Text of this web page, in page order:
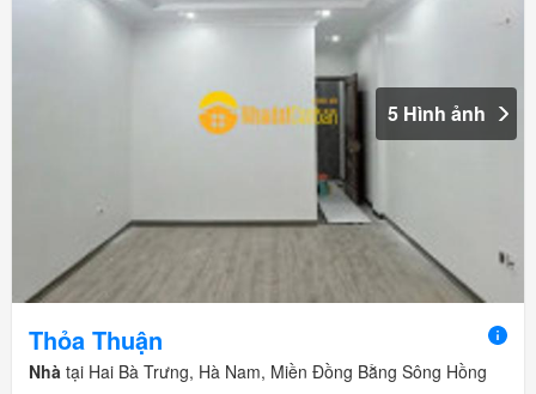
5 Hình ảnh
Thỏa Thuận
Nhà tại Hai Bà Trưng, Hà Nam, Miền Đồng Bằng Sông Hồng